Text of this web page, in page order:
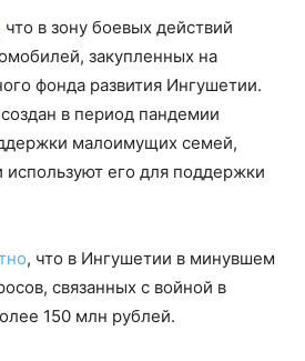
что в зону боевых действий
закупленных на
фонда развития Ингушетии.
в период пандемии
малоимущих семей,
используют его для поддержки
, что в Ингушетии в минувшем
связанных с войной в
150 млн рублей.